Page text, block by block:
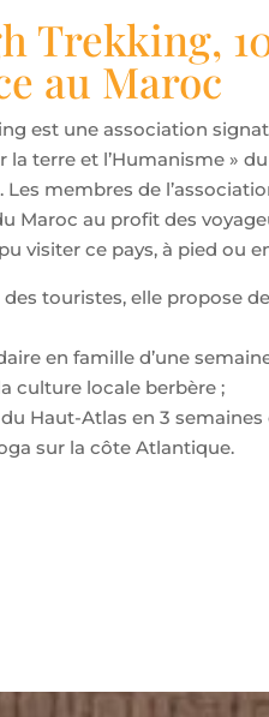
Trekking,
au Maroc
est une association
la terre et l’Humanisme »
Les membres de
Maroc au profit des
visiter ce pays, à pied ou
des touristes, elle propose
en famille d’une
culture locale berbère ;
du Haut-Atlas en 3
sur la côte Atlantique.